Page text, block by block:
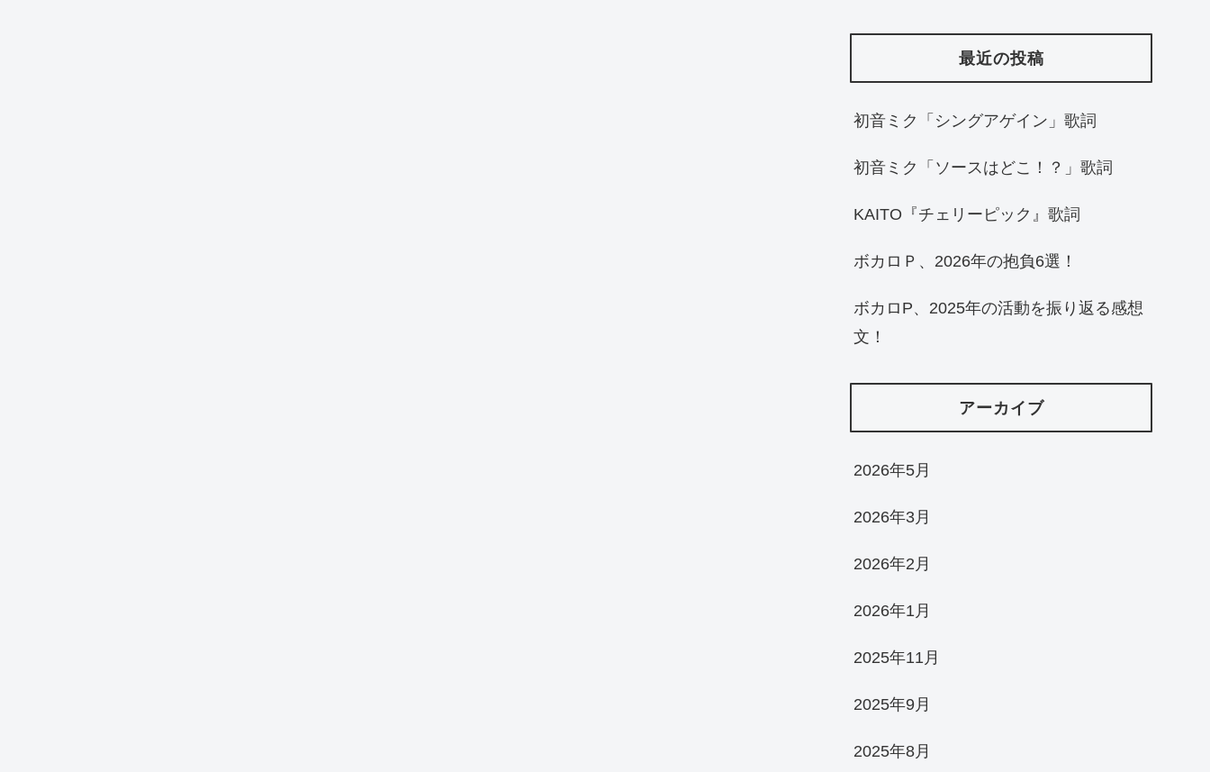
最近の投稿
初音ミク「シングアゲイン」歌詞
初音ミク「ソースはどこ！？」歌詞
KAITO『チェリーピック』歌詞
ボカロＰ、2026年の抱負6選！
ボカロP、2025年の活動を振り返る感想
文！
アーカイブ
2026年5月
2026年3月
2026年2月
2026年1月
2025年11月
2025年9月
2025年8月